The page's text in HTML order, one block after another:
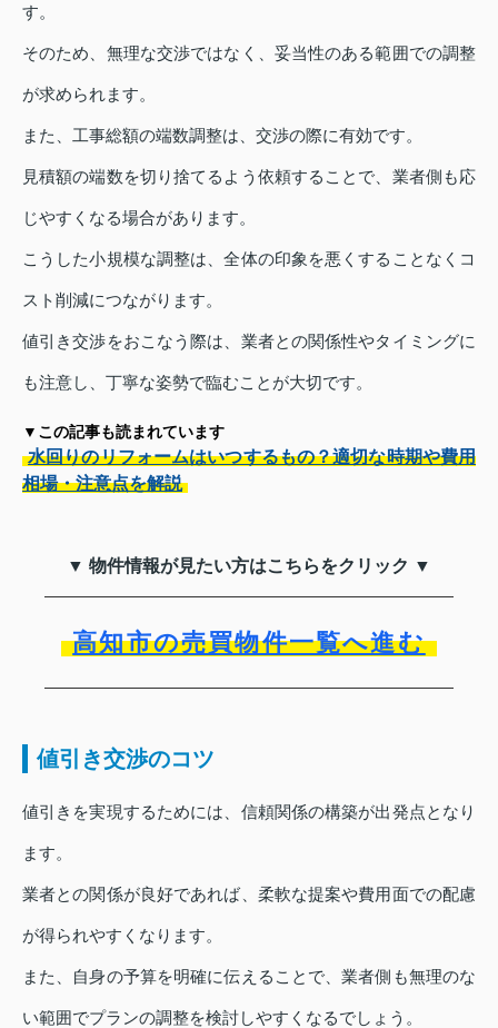
す。
そのため、無理な交渉ではなく、妥当性のある範囲での調整
が求められます。
また、工事総額の端数調整は、交渉の際に有効です。
見積額の端数を切り捨てるよう依頼することで、業者側も応
じやすくなる場合があります。
こうした小規模な調整は、全体の印象を悪くすることなくコ
スト削減につながります。
値引き交渉をおこなう際は、業者との関係性やタイミングに
も注意し、丁寧な姿勢で臨むことが大切です。
▼この記事も読まれています
水回りのリフォームはいつするもの？適切な時期や費用
相場・注意点を解説
▼ 物件情報が見たい方はこちらをクリック ▼
高知市の売買物件一覧へ進む
値引き交渉のコツ
値引きを実現するためには、信頼関係の構築が出発点となり
ます。
業者との関係が良好であれば、柔軟な提案や費用面での配慮
が得られやすくなります。
また、自身の予算を明確に伝えることで、業者側も無理のな
い範囲でプランの調整を検討しやすくなるでしょう。